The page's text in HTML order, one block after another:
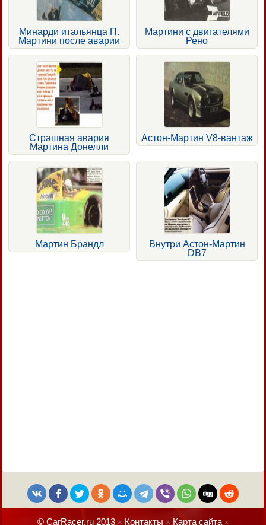
Минарди итальянца П.
Мартини после аварии
Мартини с двигателями
Рено
Страшная авария
Мартина Донелли
Астон-Мартин V8-вантаж
Мартин Брандл
Внутри Астон-Мартин
DB7
© CarRacer.ru 2013× Контакты × Карта сайта×